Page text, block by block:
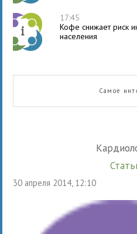
17:45
Кофе снижает риск
населения
Самое
30 апреля 2014, 12:10